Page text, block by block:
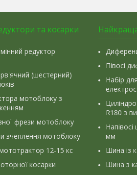
та косарки
редуктор
(шестерний)
мотоблоку з
фрези мотоблоку
зчеплення мотоблоку
12-15 кс
косарки
Півосі
Набір
R180 з
мм
Шина із
Шина з